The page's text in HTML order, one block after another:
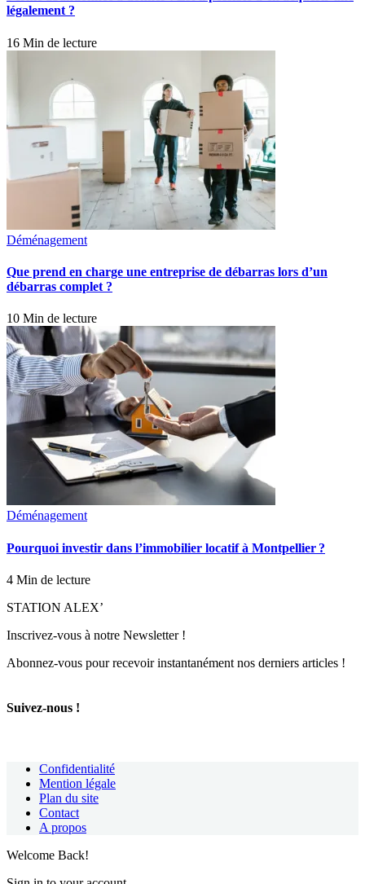
légalement ?
16 Min de lecture
Déménagement
Que prend en charge une entreprise de débarras lors d’un
débarras complet ?
10 Min de lecture
Déménagement
Pourquoi investir dans l’immobilier locatif à Montpellier ?
4 Min de lecture
STATION ALEX’
Inscrivez-vous à notre Newsletter !
Abonnez-vous pour recevoir instantanément nos derniers articles !
Suivez-nous !
Confidentialité
Mention légale
Plan du site
Contact
A propos
Welcome Back!